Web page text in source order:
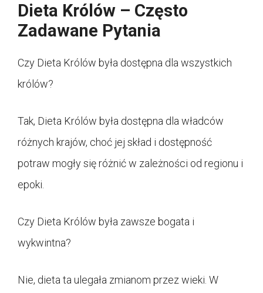
Dieta Królów – Często
Zadawane Pytania
Czy Dieta Królów była dostępna dla wszystkich
królów?
Tak, Dieta Królów była dostępna dla władców
różnych krajów, choć jej skład i dostępność
potraw mogły się różnić w zależności od regionu i
epoki.
Czy Dieta Królów była zawsze bogata i
wykwintna?
Nie, dieta ta ulegała zmianom przez wieki. W